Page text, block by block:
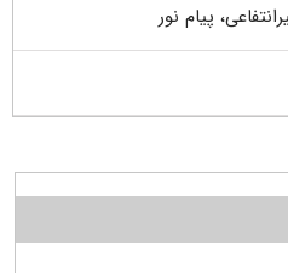
پیام نور